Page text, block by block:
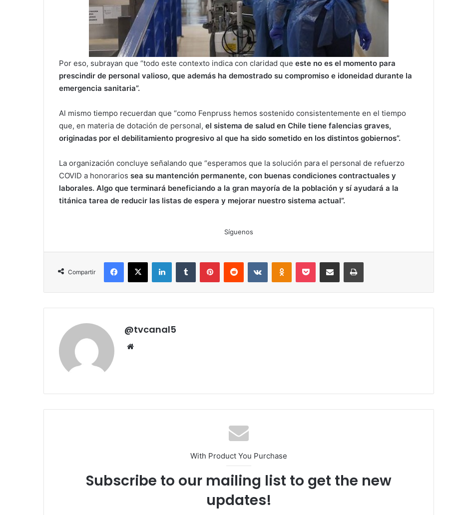
Por eso, subrayan que “todo este contexto indica con claridad que este no es el momento para
prescindir de personal valioso, que además ha demostrado su compromiso e idoneidad durante la
emergencia sanitaria”.
Al mismo tiempo recuerdan que “como Fenpruss hemos sostenido consistentemente en el tiempo
que, en materia de dotación de personal, el sistema de salud en Chile tiene falencias graves,
originadas por el debilitamiento progresivo al que ha sido sometido en los distintos gobiernos”.
La organización concluye señalando que “esperamos que la solución para el personal de refuerzo
COVID a honorarios sea su mantención permanente, con buenas condiciones contractuales y
laborales. Algo que terminará beneficiando a la gran mayoría de la población y sí ayudará a la
titánica tarea de reducir las listas de espera y mejorar nuestro sistema actual”.
Síguenos
Compartir
Facebook
X LinkedInTumblr PinterestReddit VKontakteOdnoklassniki
Pocket Compartir por correo electrónicoImprimir
@tvcanal5
With Product You Purchase
Subscribe to our mailing list to get the new
updates!